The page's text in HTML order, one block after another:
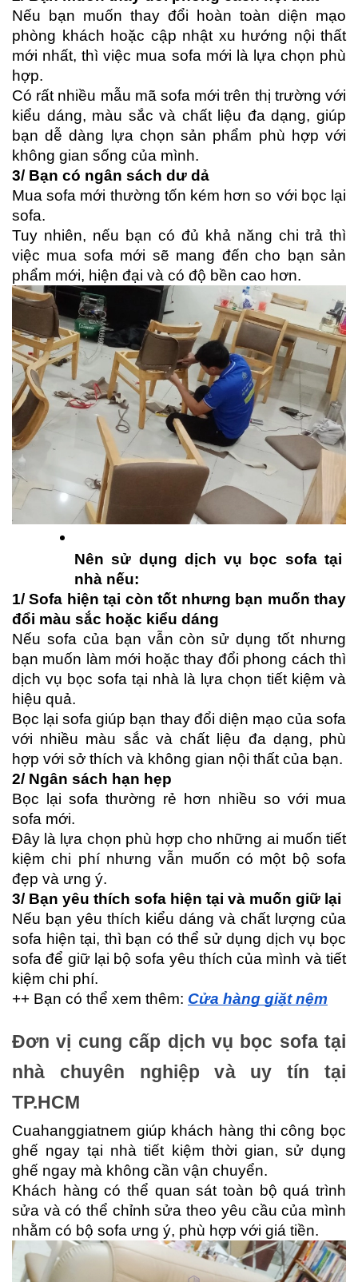
Nếu bạn muốn thay đổi hoàn toàn diện mạo
phòng khách hoặc cập nhật xu hướng nội thất
mới nhất, thì việc mua sofa mới là lựa chọn phù
hợp.
Có rất nhiều mẫu mã sofa mới trên thị trường với
kiểu dáng, màu sắc và chất liệu đa dạng, giúp
bạn dễ dàng lựa chọn sản phẩm phù hợp với
không gian sống của mình.
3/ Bạn có ngân sách dư dả
Mua sofa mới thường tốn kém hơn so với bọc lại
sofa.
Tuy nhiên, nếu bạn có đủ khả năng chi trả thì
việc mua sofa mới sẽ mang đến cho bạn sản
phẩm mới, hiện đại và có độ bền cao hơn.
Nên sử dụng dịch vụ bọc sofa tại
nhà nếu:
1/ Sofa hiện tại còn tốt nhưng bạn muốn thay
đổi màu sắc hoặc kiểu dáng
Nếu sofa của bạn vẫn còn sử dụng tốt nhưng
bạn muốn làm mới hoặc thay đổi phong cách thì
dịch vụ bọc sofa tại nhà là lựa chọn tiết kiệm và
hiệu quả.
Bọc lại sofa giúp bạn thay đổi diện mạo của sofa
với nhiều màu sắc và chất liệu đa dạng, phù
hợp với sở thích và không gian nội thất của bạn.
2/ Ngân sách hạn hẹp
Bọc lại sofa thường rẻ hơn nhiều so với mua
sofa mới.
Đây là lựa chọn phù hợp cho những ai muốn tiết
kiệm chi phí nhưng vẫn muốn có một bộ sofa
đẹp và ưng ý.
3/ Bạn yêu thích sofa hiện tại và muốn giữ lại
Nếu bạn yêu thích kiểu dáng và chất lượng của
sofa hiện tại, thì bạn có thể sử dụng dịch vụ bọc
sofa để giữ lại bộ sofa yêu thích của mình và tiết
kiệm chi phí.
++ Bạn có thể xem thêm: Cửa hàng giặt nệm
Đơn vị cung cấp dịch vụ bọc sofa tại
nhà chuyên nghiệp và uy tín tại
TP.HCM
Cuahanggiatnem giúp khách hàng thi công bọc
ghế ngay tại nhà tiết kiệm thời gian, sử dụng
ghế ngay mà không cần vận chuyển.
Khách hàng có thể quan sát toàn bộ quá trình
sửa và có thể chỉnh sửa theo yêu cầu của mình
nhằm có bộ sofa ưng ý, phù hợp với giá tiền.